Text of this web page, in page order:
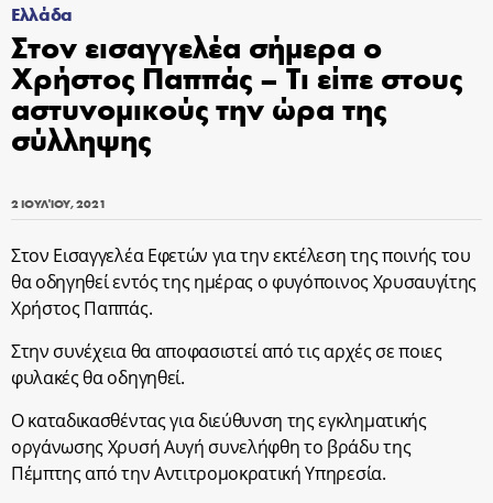
Ελλάδα
Στον εισαγγελέα σήμερα ο
Χρήστος Παππάς – Τι είπε στους
αστυνομικούς την ώρα της
σύλληψης
2 ΙΟΥΛΊΟΥ, 2021
Στον Εισαγγελέα Εφετών για την εκτέλεση της ποινής του
θα οδηγηθεί εντός της ημέρας ο φυγόποινος Χρυσαυγίτης
Χρήστος Παππάς.
Στην συνέχεια θα αποφασιστεί από τις αρχές σε ποιες
φυλακές θα οδηγηθεί.
Ο καταδικασθέντας για διεύθυνση της εγκληματικής
οργάνωσης Χρυσή Αυγή συνελήφθη το βράδυ της
Πέμπτης από την Αντιτρομοκρατική Υπηρεσία.